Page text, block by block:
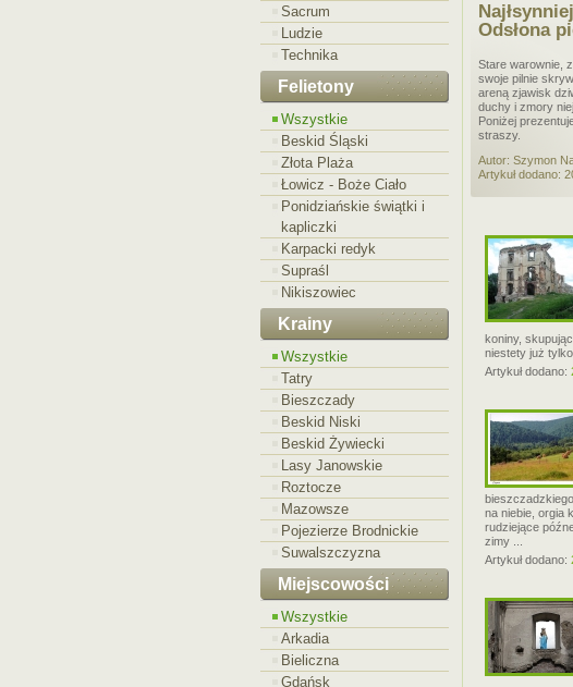
Sacrum
Ludzie
Technika
Felietony
Wszystkie
Beskid Śląski
Złota Plaża
Łowicz - Boże Ciało
Ponidziańskie świątki i
kapliczki
Karpacki redyk
Supraśl
Nikiszowiec
Krainy
Wszystkie
Tatry
Bieszczady
Beskid Niski
Beskid Żywiecki
Lasy Janowskie
Roztocze
Mazowsze
Pojezierze Brodnickie
Suwalszczyzna
Miejscowości
Wszystkie
Arkadia
Bieliczna
Gdańsk
Odsłona
Stare warownie,
swoje pilnie
areną zjawisk
duchy i zmory
Poniżej
straszy.
Autor: Szymon
Artykuł dodano:
koniny,
niestety już tylko
Artykuł dodano:
na niebie, orgia
rudziejące
zimy ...
Artykuł dodano: